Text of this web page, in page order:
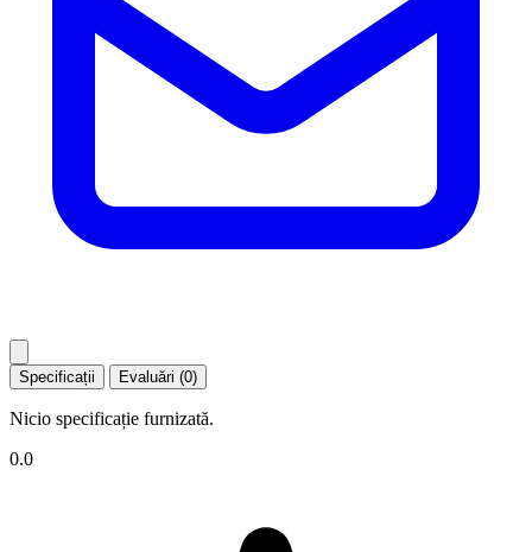
Specificații Evaluări (0)
Nicio specificație furnizată.
0.0